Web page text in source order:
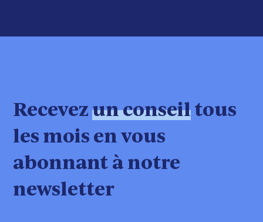
Recevezun conseiltous
les mois en vous
abonnant à notre
newsletter